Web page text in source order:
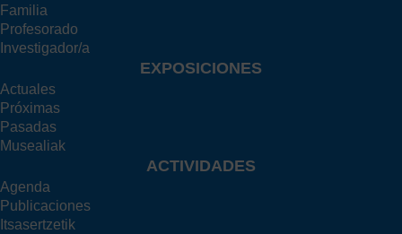
Familia
Profesorado
Investigador/a
EXPOSICIONES
Actuales
Próximas
Pasadas
Musealiak
ACTIVIDADES
Agenda
Publicaciones
Itsasertzetik